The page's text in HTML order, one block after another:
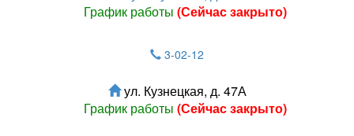
График работы (Сейчас закрыто)
3-02-12
ул. Кузнецкая, д. 47А
График работы (Сейчас закрыто)